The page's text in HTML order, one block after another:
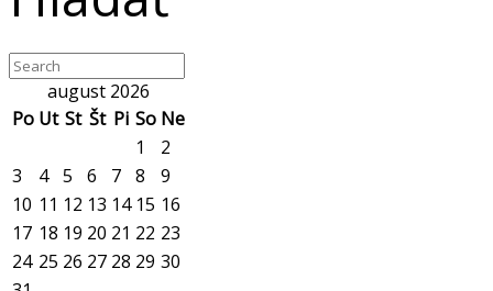
august 2026
Po Ut St Št Pi So Ne
1
2
3
4 5 6 7 8
9
10 11 12 13 14 15 16
17 18 19 20 21 22 23
24 25 26 27 28 29 30